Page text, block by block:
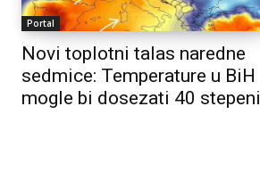
Portal
Novi toplotni talas naredne
sedmice: Temperature u BiH
mogle bi dosezati 40 stepeni